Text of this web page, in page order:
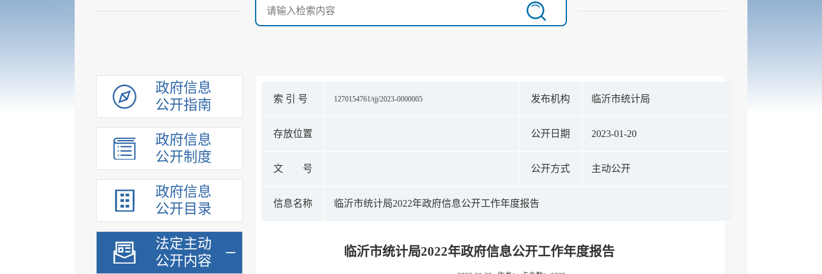
政府信息
公开指南
政府信息
公开制度
政府信息
公开目录
法定主动
公开内容
索 引 号 1270154761/tjj/2023-0000005 发布机构 临沂市统计局
存放位置 公开日期 2023-01-20
文 号 公开方式 主动公开
信息名称 临沂市统计局2022年政府信息公开工作年度报告
临沂市统计局2022年政府信息公开工作年度报告